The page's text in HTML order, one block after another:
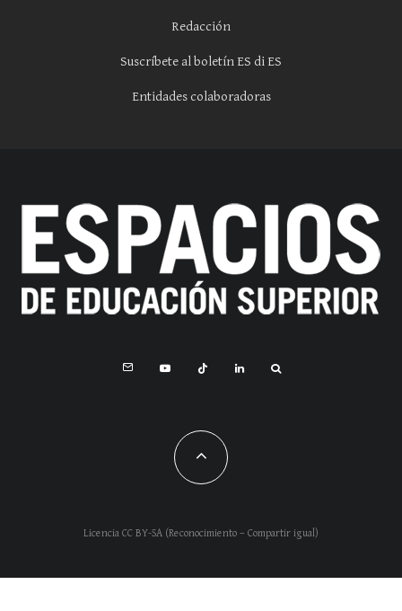
Redacción
Suscríbete al boletín ES di ES
Entidades colaboradoras
Licencia CC BY-SA (Reconocimiento – Compartir igual)